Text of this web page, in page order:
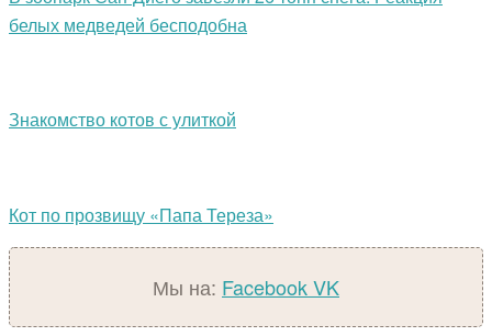
белых медведей бесподобна
Знакомство котов с улиткой
Кот по прозвищу «Папа Тереза»
Мы на: FacebookVK